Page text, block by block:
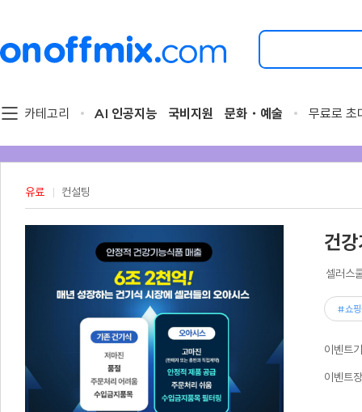
검
할
트
를
해
요.
카테고리 AI 인공지능 국비지원 문화・예술 무료로 초
유료 컨설팅
건
셀러스
#쇼핑
이벤트
이벤트